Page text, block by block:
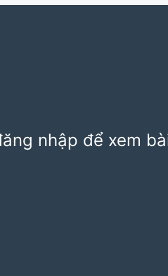
nhập để xem